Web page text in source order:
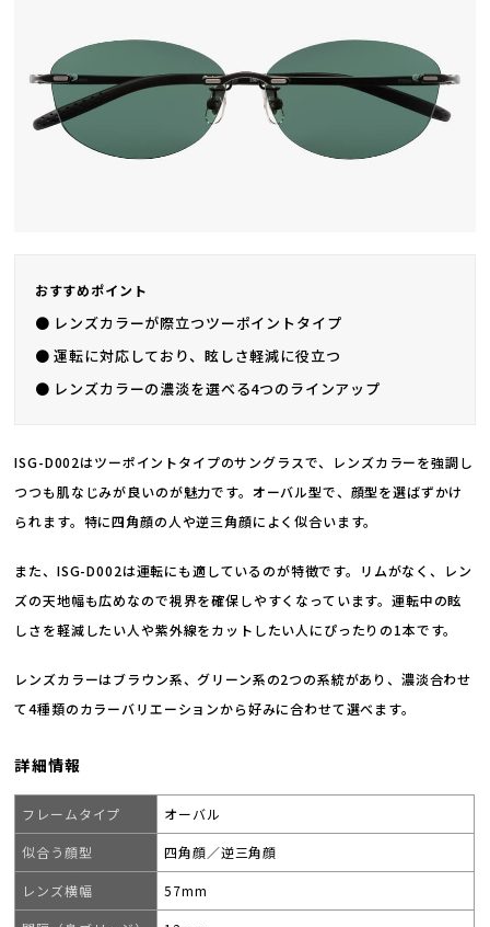
おすすめポイント
● レンズカラーが際立つツーポイントタイプ
● 運転に対応しており、眩しさ軽減に役立つ
● レンズカラーの濃淡を選べる4つのラインアップ
ISG-D002はツーポイントタイプのサングラスで、レンズカラーを強調し
つつも肌なじみが良いのが魅力です。オーバル型で、顔型を選ばずかけ
られます。特に四角顔の人や逆三角顔によく似合います。
また、ISG-D002は運転にも適しているのが特徴です。リムがなく、レン
ズの天地幅も広めなので視界を確保しやすくなっています。運転中の眩
しさを軽減したい人や紫外線をカットしたい人にぴったりの1本です。
レンズカラーはブラウン系、グリーン系の2つの系統があり、濃淡合わせ
て4種類のカラーバリエーションから好みに合わせて選べます。
詳細情報
フレームタイプ オーバル
似合う顔型 四角顔／逆三角顔
レンズ横幅 57mm